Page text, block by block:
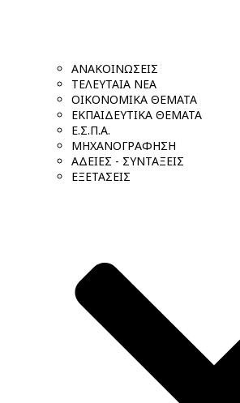
ΑΝΑΚΟΙΝΩΣΕΙΣ
ΤΕΛΕΥΤΑΙΑ ΝΕΑ
ΟΙΚΟΝΟΜΙΚΑ ΘΕΜΑΤΑ
ΕΚΠΑΙΔΕΥΤΙΚΑ ΘΕΜΑΤΑ
Ε.Σ.Π.Α.
ΜΗΧΑΝΟΓΡΑΦΗΣΗ
ΑΔΕΙΕΣ - ΣΥΝΤΑΞΕΙΣ
ΕΞΕΤΑΣΕΙΣ